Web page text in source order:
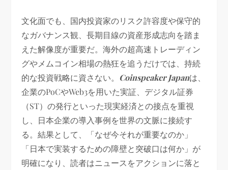
文化面でも、国内投資家のリスク許容度や保守的
なガバナンス観、長期目線の資産形成志向を踏ま
えた解像度が重要だ。海外の超高速トレーディン
グやメムコイン相場の熱狂を追うだけでは、持続
的な投資戦略に資さない。 Coinspeaker Japanは、
企業のPoCやWeb3を用いた実証、デジタル証券
（ST）の発行といった現実経済との接点を重視
し、日本企業の導入事例を世界の文脈に接続す
る。結果として、「なぜ今それが重要なのか」
「日本で実装するための障壁と突破口は何か」が
明確になり、読者はニュースをアクションに落と